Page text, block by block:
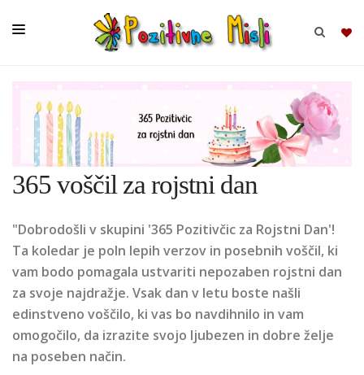
BRSKAJ
SKUPINE
MISLI
365 voščil za rojstni dan
"Dobrodošli v skupini '365 Pozitivčic za Rojstni Dan'!
Ta koledar je poln lepih verzov in posebnih voščil, ki
vam bodo pomagala ustvariti nepozaben rojstni dan
za svoje najdražje. Vsak dan v letu boste našli
edinstveno voščilo, ki vas bo navdihnilo in vam
omogočilo, da izrazite svojo ljubezen in dobre želje
na poseben način.